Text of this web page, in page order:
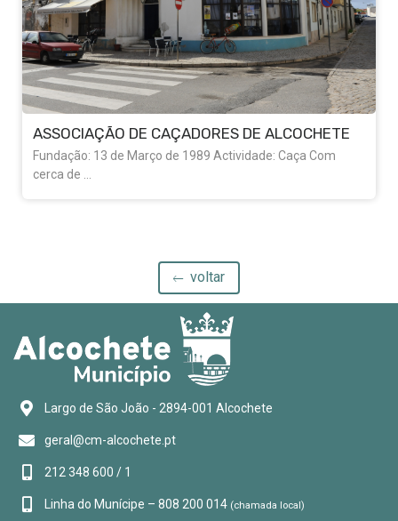
ASSOCIAÇÃO DE CAÇADORES DE ALCOCHETE
Fundação: 13 de Março de 1989 Actividade: Caça Com
cerca de ...
voltar
Largo de São João - 2894-001 Alcochete
geral@cm-alcochete.pt
212 348 600 / 1
Linha do Munícipe – 808 200 014 (chamada local)